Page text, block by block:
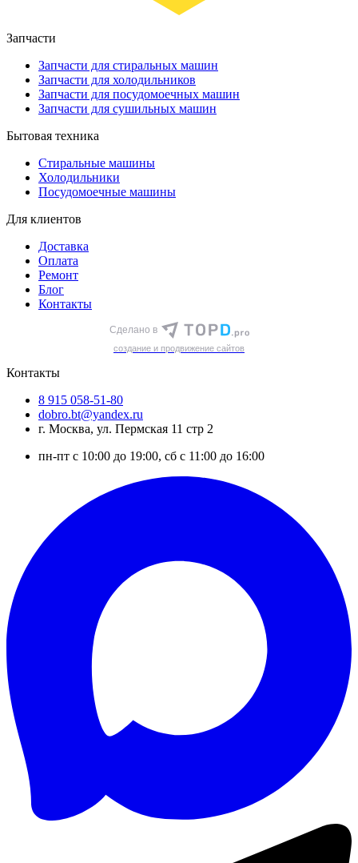
Запчасти
Запчасти для стиральных машин
Запчасти для холодильников
Запчасти для посудомоечных машин
Запчасти для сушильных машин
Бытовая техника
Стиральные машины
Холодильники
Посудомоечные машины
Для клиентов
Доставка
Оплата
Ремонт
Блог
Контакты
Сделано в
cоздание и продвижение сайтов
Контакты
8 915 058-51-80
dobro.bt@yandex.ru
г. Москва, ул. Пермская 11 стр 2
пн-пт с 10:00 до 19:00, сб с 11:00 до 16:00